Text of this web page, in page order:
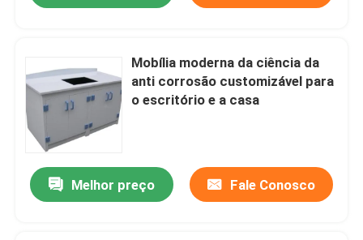
Banco do equilíbrio do laboratório
Bancos de trabalho do laboratório
Armário de armazenamento do laboratório
Mobília moderna da ciência da
anti corrosão customizável para
o escritório e a casa
Melhor preço Fale Conosco